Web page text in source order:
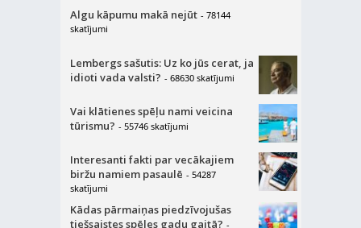
Algu kāpumu makā nejūt - 78144
skatījumi
Lembergs sašutis: Uz ko jūs cerat, ja
idioti vada valsti? - 68630 skatījumi
Vai klātienes spēļu nami veicina
tūrismu? - 55746 skatījumi
Interesanti fakti par vecākajiem
biržu namiem pasaulē - 54287
skatījumi
Kādas pārmaiņas piedzīvojušas
tiešsaistes spēles gadu gaitā? -